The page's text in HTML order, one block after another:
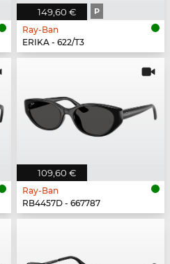
149,60 € P
Ray-Ban
ERIKA - 622/T3
109,60 €
Ray-Ban
RB4457D - 667787